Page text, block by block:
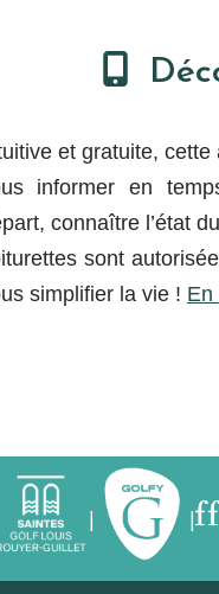
et gratuite,
informer en
connaître l’état
sont
simplifier la vie !
| |